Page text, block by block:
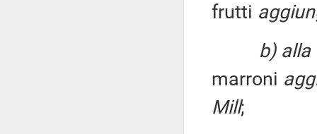
frutti
b) alla
marroni
Mill;